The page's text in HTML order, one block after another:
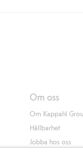
Om oss
Om Kappahl
Hållbarhet
Jobba hos oss